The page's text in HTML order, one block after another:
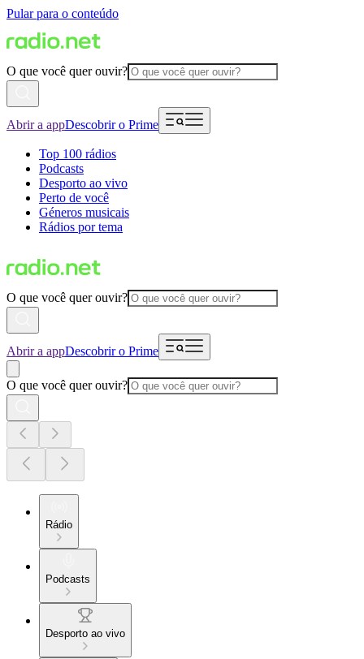
Pular para o conteúdo
O que você quer ouvir?
Abrir a appDescobrir o Prime
Top 100 rádios
Podcasts
Desporto ao vivo
Perto de você
Géneros musicais
Rádios por tema
O que você quer ouvir?
Abrir a appDescobrir o Prime
O que você quer ouvir?
Rádio
Podcasts
Desporto ao vivo